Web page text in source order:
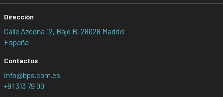
Dirección
Calle Azcona 12, Bajo B, 28028 Madrid
España
Contactos
info@bps.com.es
+91 313 79 00